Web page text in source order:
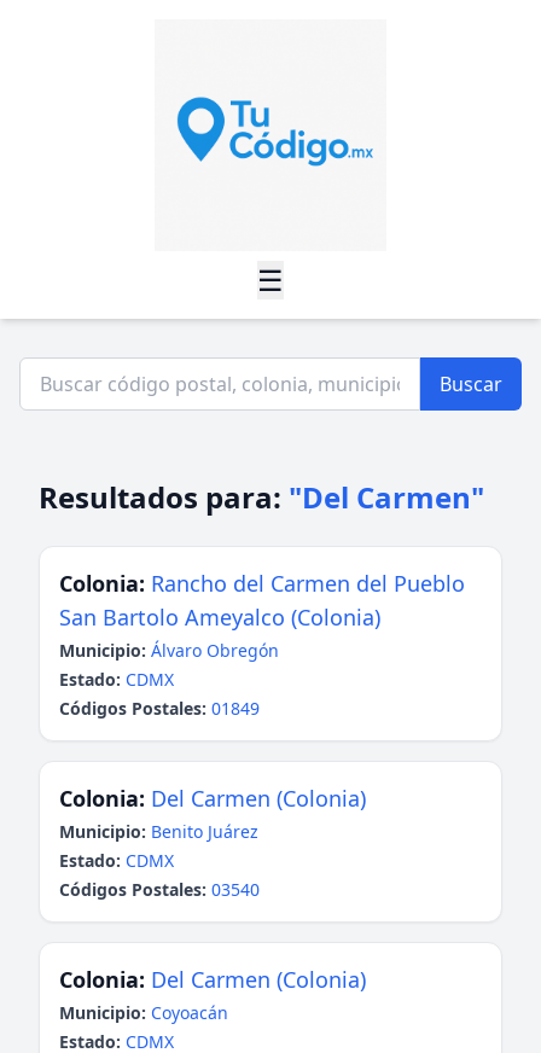
☰
Buscar
Resultados para: "Del Carmen"
Colonia: Rancho del Carmen del Pueblo
San Bartolo Ameyalco (Colonia)
Municipio: Álvaro Obregón
Estado: CDMX
Códigos Postales: 01849
Colonia: Del Carmen (Colonia)
Municipio: Benito Juárez
Estado: CDMX
Códigos Postales: 03540
Colonia: Del Carmen (Colonia)
Municipio: Coyoacán
Estado: CDMX